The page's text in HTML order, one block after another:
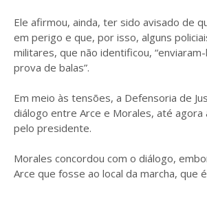
Ele afirmou, ainda, ter sido avisado de
em perigo e que, por isso, alguns
militares, que não identificou,
prova de balas”.
Em meio às tensões, a Defensoria de
diálogo entre Arce e Morales, até agora
pelo presidente.
Morales concordou com o diálogo,
Arce que fosse ao local da marcha, que é